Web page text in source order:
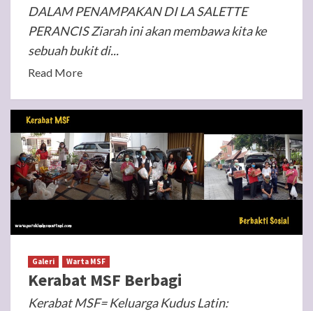
DALAM PENAMPAKAN DI LA SALETTE
PERANCIS Ziarah ini akan membawa kita ke
sebuah bukit di...
Read More
Galeri Warta MSF
Kerabat MSF Berbagi
Kerabat MSF= Keluarga Kudus Latin: